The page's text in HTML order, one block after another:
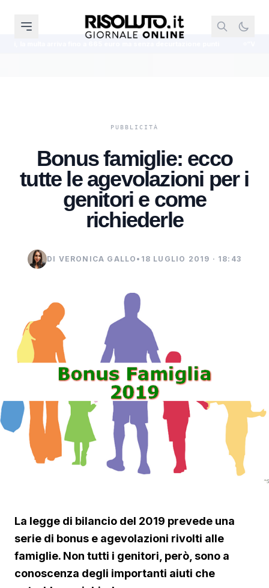
Bonus famiglie: ecco
tutte le agevolazioni per i
genitori e come
richiederle
DI VERONICA GALLO • 18 LUGLIO 2019 · 18:43
La legge di bilancio del 2019 prevede una
serie di bonus e agevolazioni rivolti alle
famiglie. Non tutti i genitori, però, sono a
conoscenza degli importanti aiuti che